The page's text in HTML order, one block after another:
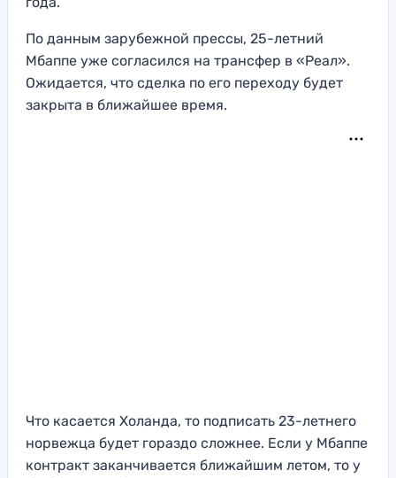
По данным зарубежной прессы, 25-летний
Мбаппе уже согласился на трансфер в «Реал».
Ожидается, что сделка по его переходу будет
закрыта в ближайшее время.
Что касается Холанда, то подписать 23-летнего
норвежца будет гораздо сложнее. Если у Мбаппе
контракт заканчивается ближайшим летом, то у